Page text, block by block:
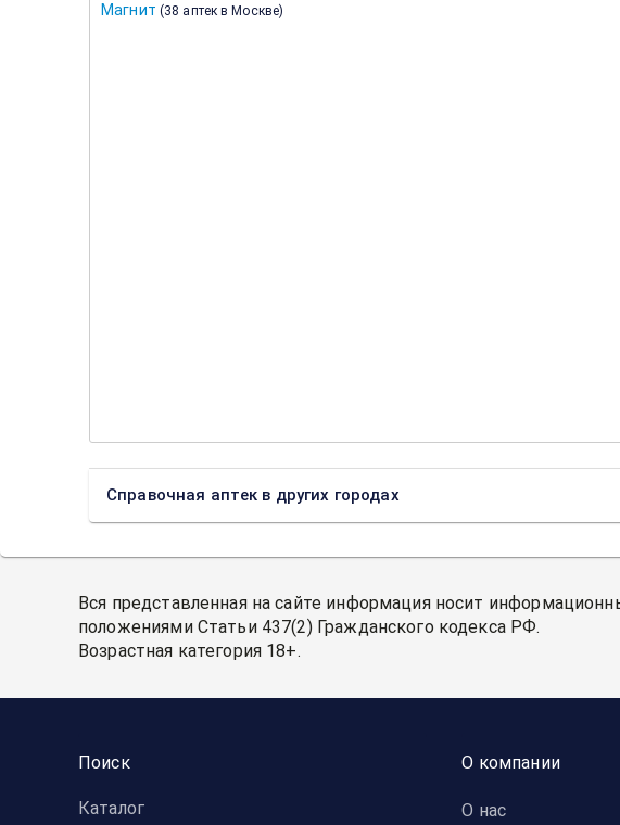
Магнит (38 аптек в Москве)
Справочная аптек в других городах
Вся представленная на сайте информация носит
положениями Статьи 437(2) Гражданского кодекса РФ.
Возрастная категория 18+.
Поиск
Каталог
О компании
О нас